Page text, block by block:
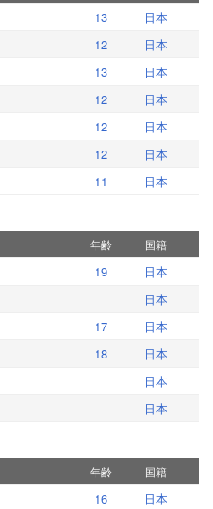
13
日本
12
日本
13
日本
12
日本
12
日本
12
日本
11 日本
年齢 国籍
19
日本
日本
17
日本
18
日本
日本
日本
年齢 国籍
16 日本